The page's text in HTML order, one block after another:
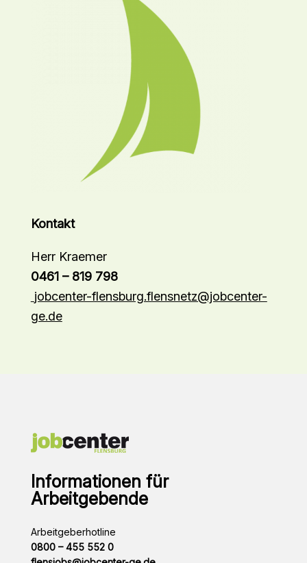
Kontakt
Herr Kraemer
0461 – 819 798
jobcenter-flensburg.flensnetz@jobcenter-
ge.de
Informationen für
Arbeitgebende
Arbeitgeberhotline
0800 – 455 552 0